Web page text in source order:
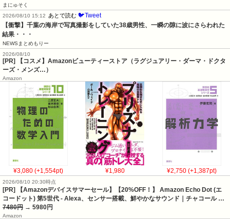
まにゅそく
2026/08/10 15:12
あとで読む 🐦Tweet
【衝撃】千葉の海岸で写真撮影をしていた38歳男性、一瞬の隙に波にさらわれた
結果・・・
NEWSまとめもりー
2026/08/10
[PR] 【コスメ】Amazonビューティーストア（ラグジュアリー・ダーマ・ドクタ
ーズ・メンズ…）
Amazon
¥3,080 (+1,554pt) ¥1,980 ¥2,750 (+1,387pt)
2026/08/10 20:30時点
[PR] 【Amazonデバイスサマーセール】【20%OFF！】 Amazon Echo Dot (エ
コードット) 第5世代 - Alexa、センサー搭載、鮮やかなサウンド｜チャコール …
7480円 → 5980円
Amazon